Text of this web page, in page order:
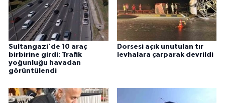
Sultangazi'de 10 araç
birbirine girdi: Trafik
yoğunluğu havadan
görüntülendi
Dorsesi açık unutulan tır
levhalara çarparak devrildi